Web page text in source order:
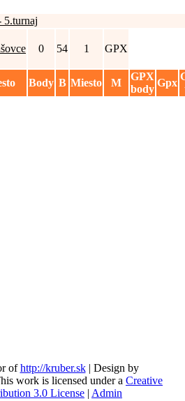
5.turnaj
0 54 1 GPX
Body B Miesto M
GPX
body
Gpx
ofhttp://kruber.sk| Design by
work is licensed under a Creative
3.0 License | Admin